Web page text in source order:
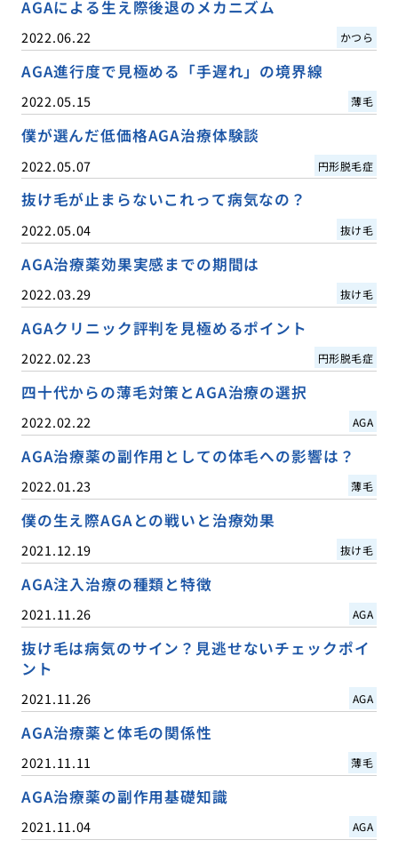
AGAによる生え際後退のメカニズム
2022.06.22 かつら
AGA進行度で見極める「手遅れ」の境界線
2022.05.15 薄毛
僕が選んだ低価格AGA治療体験談
2022.05.07 円形脱毛症
抜け毛が止まらないこれって病気なの？
2022.05.04 抜け毛
AGA治療薬効果実感までの期間は
2022.03.29 抜け毛
AGAクリニック評判を見極めるポイント
2022.02.23 円形脱毛症
四十代からの薄毛対策とAGA治療の選択
2022.02.22 AGA
AGA治療薬の副作用としての体毛への影響は？
2022.01.23 薄毛
僕の生え際AGAとの戦いと治療効果
2021.12.19 抜け毛
AGA注入治療の種類と特徴
2021.11.26 AGA
抜け毛は病気のサイン？見逃せないチェックポイ
ント
2021.11.26 AGA
AGA治療薬と体毛の関係性
2021.11.11 薄毛
AGA治療薬の副作用基礎知識
2021.11.04 AGA